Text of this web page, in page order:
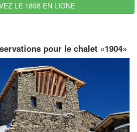
LE 1898 EN LIGNE
pour le chalet «1904»